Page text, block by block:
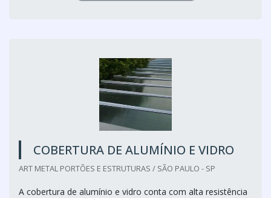
COBERTURA DE ALUMÍNIO E VIDRO
ART METAL PORTÕES E ESTRUTURAS / SÃO PAULO - SP
A cobertura de alumínio e vidro conta com alta resistência